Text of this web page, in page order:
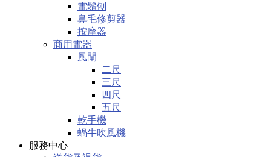
電鬚刨
鼻毛修剪器
按摩器
商用電器
風閘
二尺
三尺
四尺
五尺
乾手機
蝸牛吹風機
服務中心